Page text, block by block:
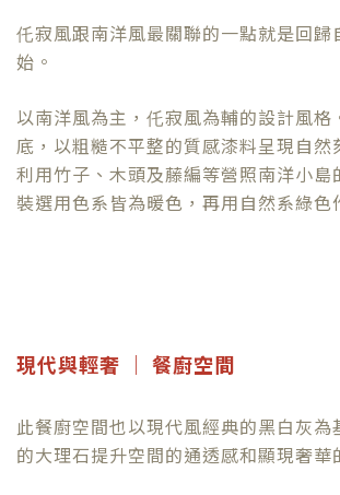
仛寂風跟南洋風最關聯的一點就是回歸
始。
以南洋風為主，仛寂風為輔的設計風格
底，以粗糙不平整的質感漆料呈現自然
利用竹子、木頭及藤編等營照南洋小島
裝選用色系皆為暖色，再用自然系綠色
現代與輕奢 ｜ 餐廚空間
此餐廚空間也以現代風經典的黑白灰為
的大理石提升空間的通透感和顯現奢華